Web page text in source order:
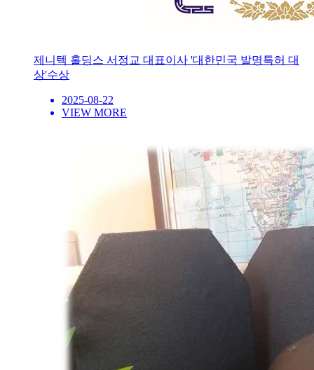
제니텍 홀딩스 서정교 대표이사 '대한민국 발명특허 대
상'수상
2025-08-22
VIEW MORE